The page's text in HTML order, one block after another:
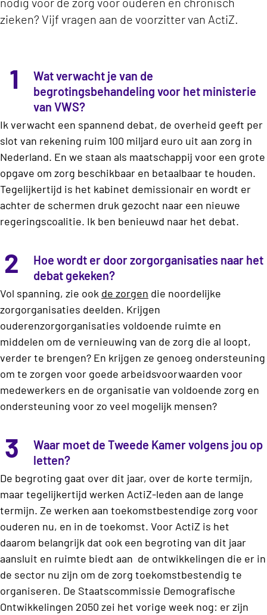
zieken? Vijf vragen aan de voorzitter van ActiZ.
1
Wat verwacht je van de
begrotingsbehandeling voor het ministerie
van VWS?
Ik verwacht een spannend debat, de overheid geeft per
slot van rekening ruim 100 miljard euro uit aan zorg in
Nederland. En we staan als maatschappij voor een grote
opgave om zorg beschikbaar en betaalbaar te houden.
Tegelijkertijd is het kabinet demissionair en wordt er
achter de schermen druk gezocht naar een nieuwe
regeringscoalitie. Ik ben benieuwd naar het debat.
2
Hoe wordt er door zorgorganisaties naar het
debat gekeken?
Vol spanning, zie ook de zorgen die noordelijke
zorgorganisaties deelden. Krijgen
ouderenzorgorganisaties voldoende ruimte en
middelen om de vernieuwing van de zorg die al loopt,
verder te brengen? En krijgen ze genoeg ondersteuning
om te zorgen voor goede arbeidsvoorwaarden voor
medewerkers en de organisatie van voldoende zorg en
ondersteuning voor zo veel mogelijk mensen?
3
Waar moet de Tweede Kamer volgens jou op
letten?
De begroting gaat over dit jaar, over de korte termijn,
maar tegelijkertijd werken ActiZ-leden aan de lange
termijn. Ze werken aan toekomstbestendige zorg voor
ouderen nu, en in de toekomst. Voor ActiZ is het
daarom belangrijk dat ook een begroting van dit jaar
aansluit en ruimte biedt aan de ontwikkelingen die er in
de sector nu zijn om de zorg toekomstbestendig te
organiseren. De Staatscommissie Demografische
Ontwikkelingen 2050 zei het vorige week nog: er zijn